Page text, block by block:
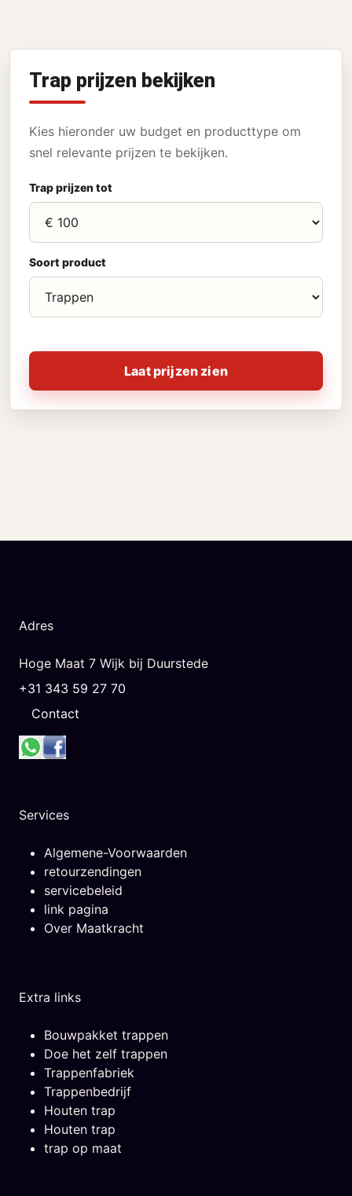
Trap prijzen bekijken
Kies hieronder uw budget en producttype om
snel relevante prijzen te bekijken.
Trap prijzen tot
Soort product
Adres
Hoge Maat 7 Wijk bij Duurstede
+31 343 59 27 70
Contact
Services
Algemene-Voorwaarden
retourzendingen
servicebeleid
link pagina
Over Maatkracht
Extra links
Bouwpakket trappen
Doe het zelf trappen
Trappenfabriek
Trappenbedrijf
Houten trap
Houten trap
trap op maat